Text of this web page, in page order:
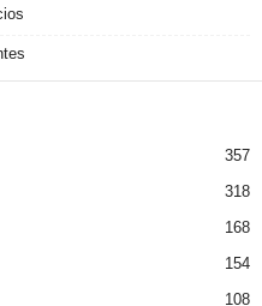
357
318
168
154
108